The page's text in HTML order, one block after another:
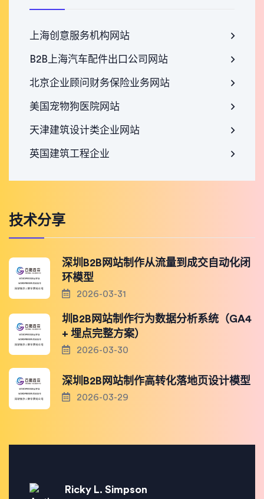
上海创意服务机构网站
B2B上海汽车配件出口公司网站
北京企业顾问财务保险业务网站
美国宠物狗医院网站
天津建筑设计类企业网站
英国建筑工程企业
技术分享
深圳B2B网站制作从流量到成交自动化闭
环模型
2026-03-31
圳B2B网站制作行为数据分析系统（GA4
+ 埋点完整方案）
2026-03-30
深圳B2B网站制作高转化落地页设计模型
2026-03-29
Ricky L. Simpson